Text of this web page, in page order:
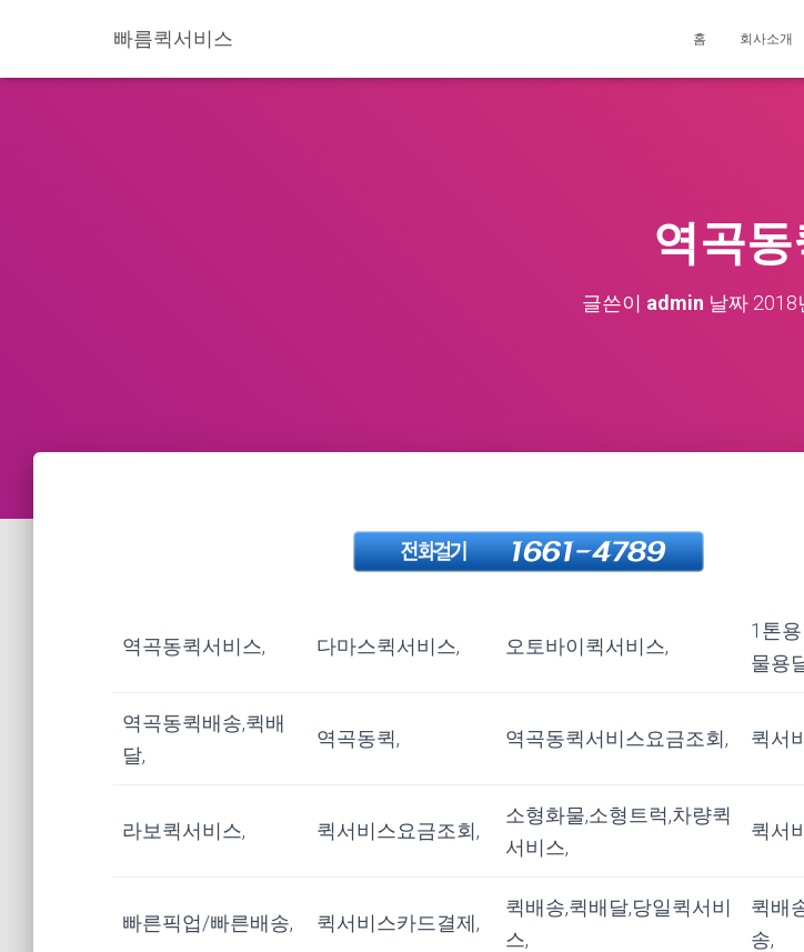
빠름퀵서비스 홈 회사소개
역곡동
글쓴이 admin 날짜 2018
역곡동퀵서비스, 다마스퀵서비스, 오토바이퀵서비스,
1톤
물용
역곡동퀵배송,퀵배
달,
역곡동퀵, 역곡동퀵서비스요금조회, 퀵서
라보퀵서비스, 퀵서비스요금조회,
소형화물,소형트럭,차량퀵
서비스,
퀵서
빠른픽업/빠른배송, 퀵서비스카드결제,
퀵배송,퀵배달,당일퀵서비
스,
퀵배
송,